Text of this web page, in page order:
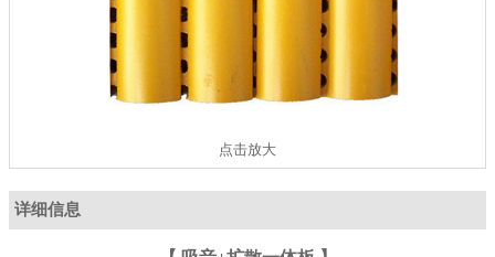
点击放大
详细信息